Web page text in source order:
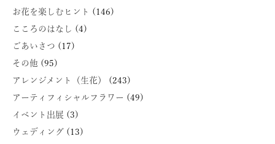
お花を楽しむヒント
(146)
こころのはなし (4)
ごあいさつ (17)
その他 (95)
アレンジメント（生花）
(243)
アーティフィシャルフラワー (49)
イベント出展 (3)
ウェディング (13)